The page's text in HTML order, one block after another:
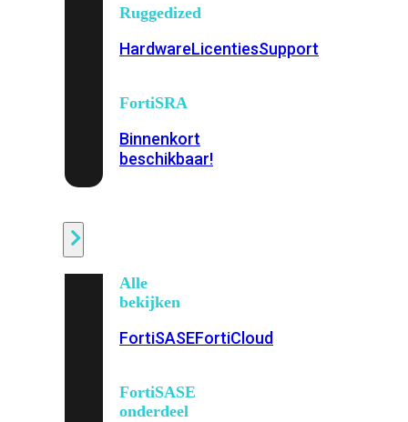
Ruggedized
HardwareLicentiesSupport
FortiSRA
Binnenkort
beschikbaar!
Alle
bekijken
FortiSASEFortiCloud
FortiSASE
onderdeel